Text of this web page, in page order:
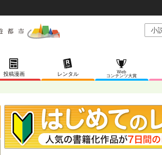
投稿漫画 レンタル
Web
コンテンツ大賞